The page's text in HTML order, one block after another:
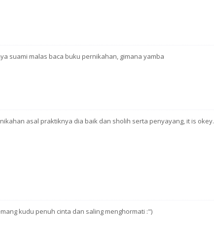
suami malas baca buku pernikahan, gimana yamba
asal praktiknya dia baik dan sholih serta penyayang, it is okey.
kudu penuh cinta dan saling menghormati :")